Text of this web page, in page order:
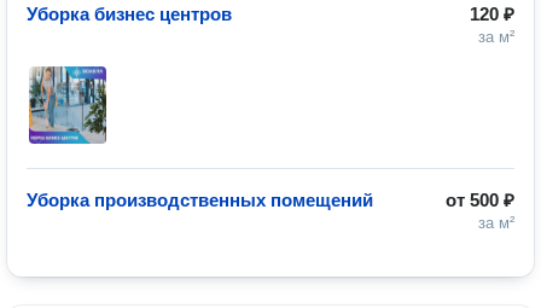
120 ₽
за м²
Уборка бизнес центров
от 500 ₽
за м²
Уборка производственных помещений